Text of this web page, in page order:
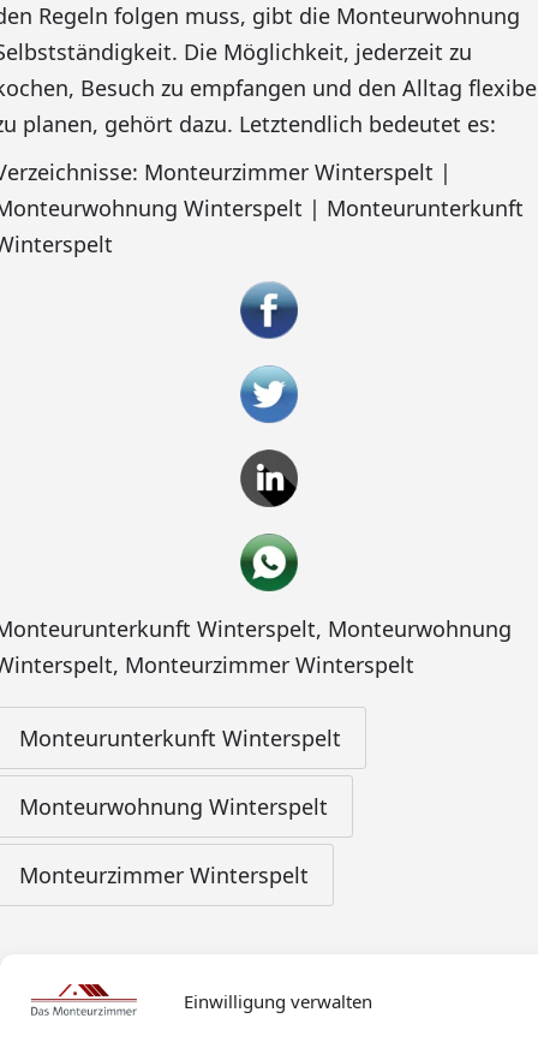
Einwilligung verwalten
Regeln folgen muss, gibt die Monteurwohnung
Die Möglichkeit, jederzeit zu
Besuch zu empfangen und den Alltag
planen, gehört dazu. Letztendlich bedeutet es:
Monteurzimmer Winterspelt |
Winterspelt | Monteurunterkunft
Winterspelt, Monteurwohnung
, Monteurzimmer Winterspelt
Monteurunterkunft Winterspelt
Monteurwohnung Winterspelt
Monteurzimmer Winterspelt